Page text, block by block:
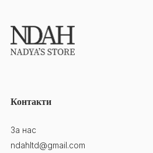
Контакти
За нас
ndahltd@gmail.com